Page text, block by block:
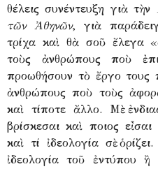
θέλεις συνέντευξη γιὰ τὴν
τῶν Ἀθηνῶν, γιὰ
τρίχα καὶ θὰ σοῦ ἔλεγα
τοὺς ἀνθρώπους ποὺ
προωθήσουν τὸ ἔργο τους
ἀνθρώπους ποὺ τοὺς
καὶ τίποτε ἄλλο. Μὲ
βρίσκεσαι καὶ ποιος
καὶ τί ἰδεολογία σὲ
ἰδεολογία τοῦ ἐντύπου